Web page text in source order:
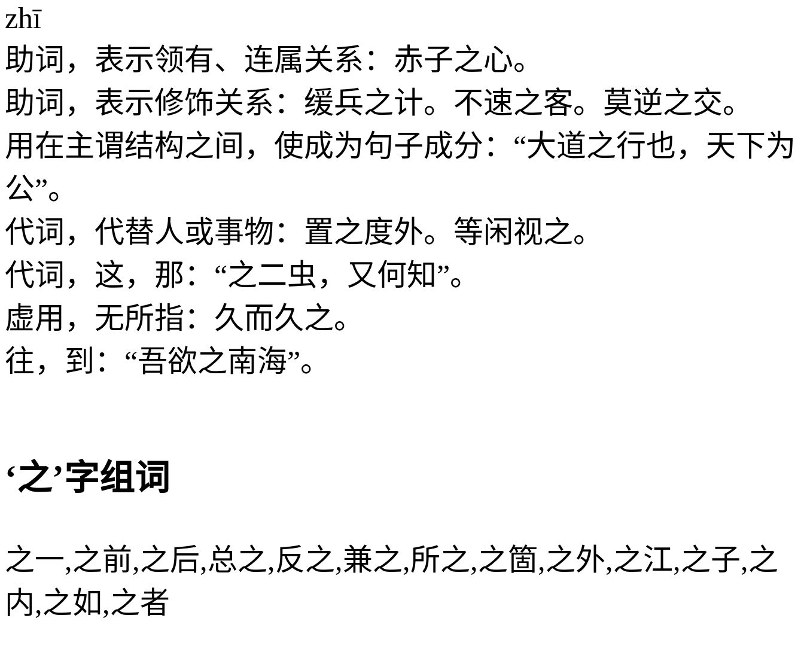
zhī
助词，表示领有、连属关系：赤子之心。
助词，表示修饰关系：缓兵之计。不速之客。莫逆之交。
用在主谓结构之间，使成为句子成分：“大道之行也，天下为
公”。
代词，代替人或事物：置之度外。等闲视之。
代词，这，那：“之二虫，又何知”。
虚用，无所指：久而久之。
往，到：“吾欲之南海”。
‘之’字组词
之一,之前,之后,总之,反之,兼之,所之,之箇,之外,之江,之子,之
内,之如,之者